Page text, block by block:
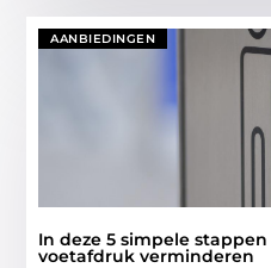
AANBIEDINGEN
In deze 5 simpele
voetafdruk verminderen